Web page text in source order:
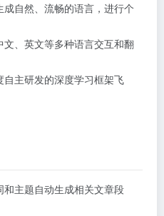
自然、流畅的语言，进行个
、英文等多种语言交互和翻
自主研发的深度学习框架飞
主题自动生成相关文章段